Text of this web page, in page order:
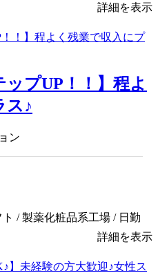
詳細を表示
ップUP！！】程よ
ス♪
ン
/ 製薬化粧品系工場 / 日勤
詳細を表示